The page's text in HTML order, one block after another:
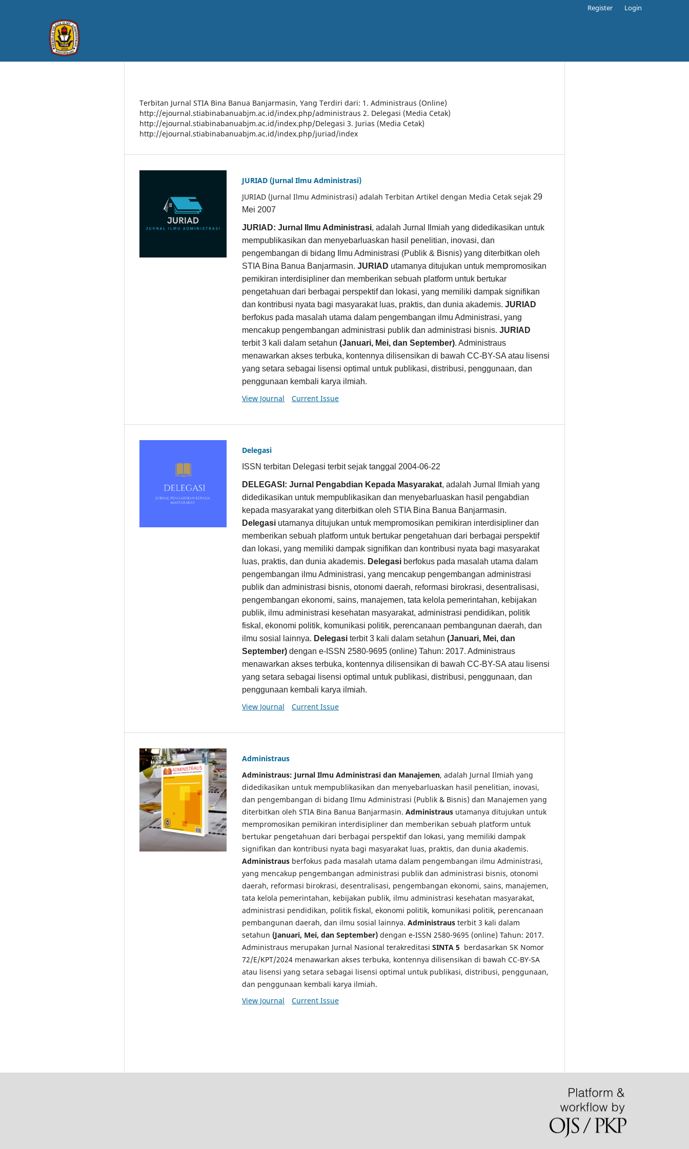
Register Login
Terbitan Jurnal STIA Bina Banua Banjarmasin, Yang Terdiri dari: 1. Administraus (Online)
http://ejournal.stiabinabanuabjm.ac.id/index.php/administraus 2. Delegasi (Media Cetak)
http://ejournal.stiabinabanuabjm.ac.id/index.php/Delegasi 3. Jurias (Media Cetak)
http://ejournal.stiabinabanuabjm.ac.id/index.php/juriad/index
JURIAD (Jurnal Ilmu Administrasi)
JURIAD (Jurnal Ilmu Administrasi) adalah Terbitan Artikel dengan Media Cetak sejak 29
Mei 2007
JURIAD: Jurnal Ilmu Administrasi, adalah Jurnal Ilmiah yang didedikasikan untuk
mempublikasikan dan menyebarluaskan hasil penelitian, inovasi, dan
pengembangan di bidang Ilmu Administrasi (Publik & Bisnis) yang diterbitkan oleh
STIA Bina Banua Banjarmasin. JURIAD utamanya ditujukan untuk mempromosikan
pemikiran interdisipliner dan memberikan sebuah platform untuk bertukar
pengetahuan dari berbagai perspektif dan lokasi, yang memiliki dampak signifikan
dan kontribusi nyata bagi masyarakat luas, praktis, dan dunia akademis. JURIAD
berfokus pada masalah utama dalam pengembangan ilmu Administrasi, yang
mencakup pengembangan administrasi publik dan administrasi bisnis. JURIAD
terbit 3 kali dalam setahun (Januari, Mei, dan September). Administraus
menawarkan akses terbuka, kontennya dilisensikan di bawah CC-BY-SA atau lisensi
yang setara sebagai lisensi optimal untuk publikasi, distribusi, penggunaan, dan
penggunaan kembali karya ilmiah.
View Journal Current Issue
Delegasi
ISSN terbitan Delegasi terbit sejak tanggal 2004-06-22
DELEGASI: Jurnal Pengabdian Kepada Masyarakat, adalah Jurnal Ilmiah yang
didedikasikan untuk mempublikasikan dan menyebarluaskan hasil pengabdian
kepada masyarakat yang diterbitkan oleh STIA Bina Banua Banjarmasin.
Delegasi utamanya ditujukan untuk mempromosikan pemikiran interdisipliner dan
memberikan sebuah platform untuk bertukar pengetahuan dari berbagai perspektif
dan lokasi, yang memiliki dampak signifikan dan kontribusi nyata bagi masyarakat
luas, praktis, dan dunia akademis. Delegasi berfokus pada masalah utama dalam
pengembangan ilmu Administrasi, yang mencakup pengembangan administrasi
publik dan administrasi bisnis, otonomi daerah, reformasi birokrasi, desentralisasi,
pengembangan ekonomi, sains, manajemen, tata kelola pemerintahan, kebijakan
publik, ilmu administrasi kesehatan masyarakat, administrasi pendidikan, politik
fiskal, ekonomi politik, komunikasi politik, perencanaan pembangunan daerah, dan
ilmu sosial lainnya. Delegasi terbit 3 kali dalam setahun (Januari, Mei, dan
September) dengan e-ISSN 2580-9695 (online) Tahun: 2017. Administraus
menawarkan akses terbuka, kontennya dilisensikan di bawah CC-BY-SA atau lisensi
yang setara sebagai lisensi optimal untuk publikasi, distribusi, penggunaan, dan
penggunaan kembali karya ilmiah.
View Journal Current Issue
Administraus
Administraus: Jurnal Ilmu Administrasi dan Manajemen, adalah Jurnal Ilmiah yang
didedikasikan untuk mempublikasikan dan menyebarluaskan hasil penelitian, inovasi,
dan pengembangan di bidang Ilmu Administrasi (Publik & Bisnis) dan Manajemen yang
diterbitkan oleh STIA Bina Banua Banjarmasin. Administraus utamanya ditujukan untuk
mempromosikan pemikiran interdisipliner dan memberikan sebuah platform untuk
bertukar pengetahuan dari berbagai perspektif dan lokasi, yang memiliki dampak
signifikan dan kontribusi nyata bagi masyarakat luas, praktis, dan dunia akademis.
Administraus berfokus pada masalah utama dalam pengembangan ilmu Administrasi,
yang mencakup pengembangan administrasi publik dan administrasi bisnis, otonomi
daerah, reformasi birokrasi, desentralisasi, pengembangan ekonomi, sains, manajemen,
tata kelola pemerintahan, kebijakan publik, ilmu administrasi kesehatan masyarakat,
administrasi pendidikan, politik fiskal, ekonomi politik, komunikasi politik, perencanaan
pembangunan daerah, dan ilmu sosial lainnya. Administraus terbit 3 kali dalam
setahun (Januari, Mei, dan September) dengan e-ISSN 2580-9695 (online) Tahun: 2017.
Administraus merupakan Jurnal Nasional terakreditasi SINTA 5 berdasarkan SK Nomor
72/E/KPT/2024 menawarkan akses terbuka, kontennya dilisensikan di bawah CC-BY-SA
atau lisensi yang setara sebagai lisensi optimal untuk publikasi, distribusi, penggunaan,
dan penggunaan kembali karya ilmiah.
View Journal
Current Issue